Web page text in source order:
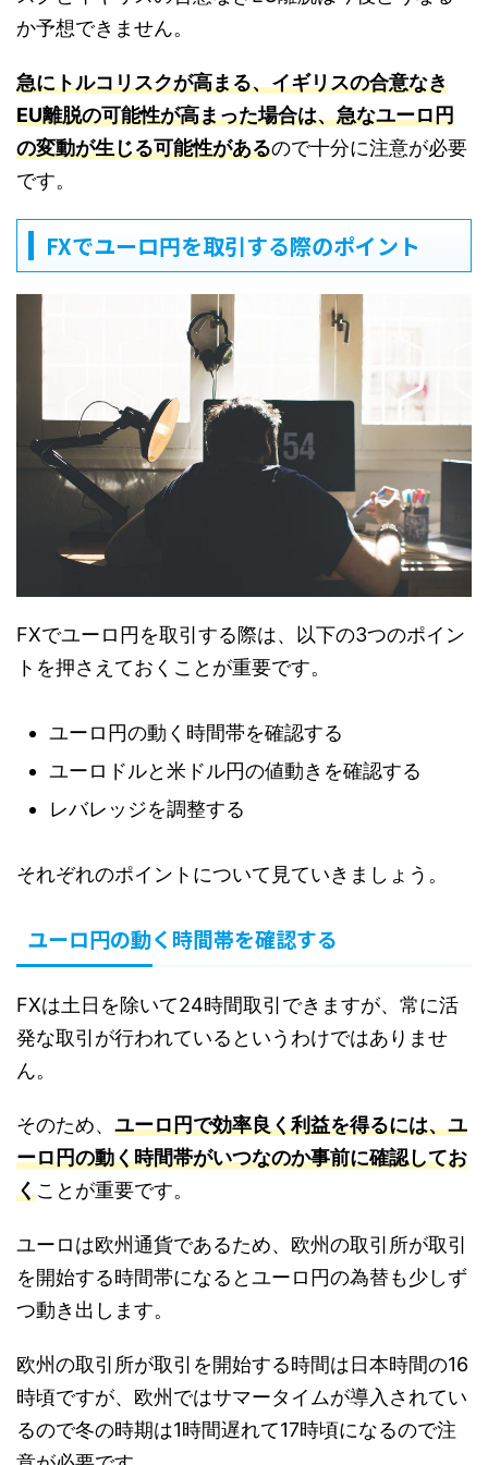
か予想できません。
急にトルコリスクが高まる、イギリスの合意なき
EU離脱の可能性が高まった場合は、急なユーロ円
の変動が生じる可能性があるので十分に注意が必要
です。
FXでユーロ円を取引する際のポイント
FXでユーロ円を取引する際は、以下の3つのポイン
トを押さえておくことが重要です。
ユーロ円の動く時間帯を確認する
ユーロドルと米ドル円の値動きを確認する
レバレッジを調整する
それぞれのポイントについて見ていきましょう。
ユーロ円の動く時間帯を確認する
FXは土日を除いて24時間取引できますが、常に活
発な取引が行われているというわけではありませ
ん。
そのため、 ユーロ円で効率良く利益を得るには、ユ
ーロ円の動く時間帯がいつなのか事前に確認してお
くことが重要です。
ユーロは欧州通貨であるため、欧州の取引所が取引
を開始する時間帯になるとユーロ円の為替も少しず
つ動き出します。
欧州の取引所が取引を開始する時間は日本時間の16
時頃ですが、欧州ではサマータイムが導入されてい
るので冬の時期は1時間遅れて17時頃になるので注